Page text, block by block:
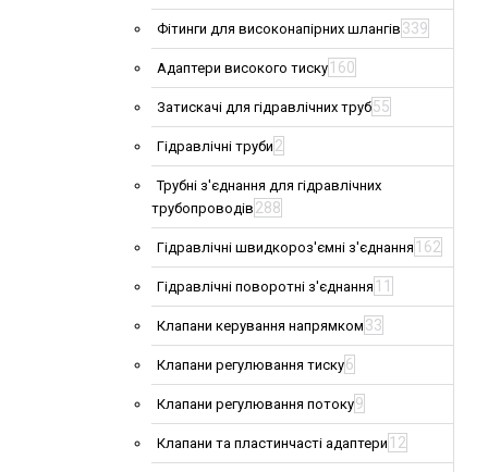
Фітинги для високонапірних шлангів 339
Адаптери високого тиску 160
Затискачі для гідравлічних труб55
Гідравлічні труби 2
Трубні з'єднання для гідравлічних
трубопроводів 288
Гідравлічні швидкороз'ємні з'єднання 162
Гідравлічні поворотні з'єднання 11
Клапани керування напрямком 33
Клапани регулювання тиску6
Клапани регулювання потоку9
Клапани та пластинчасті адаптери 12